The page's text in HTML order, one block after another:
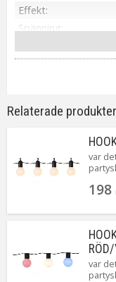
Effekt
Spänning
Transformator
Sockel
Kabellängd
Spänning Ljuskälla
Relaterade produkter
var
du
198
var